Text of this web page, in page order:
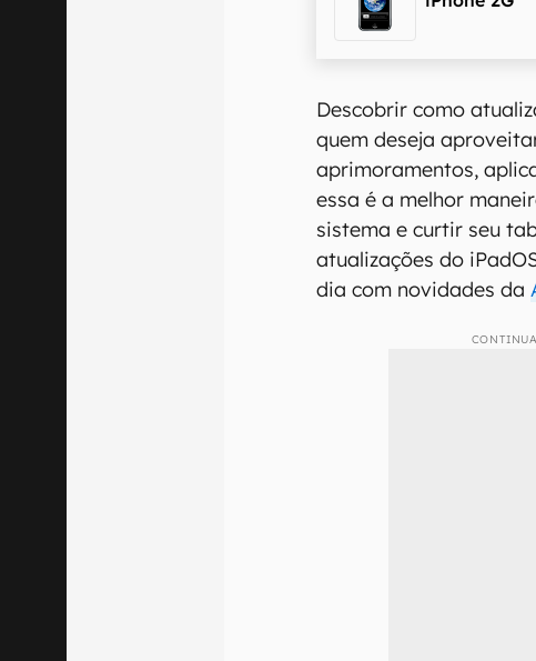
Descobrir como
quem deseja
aprimoramentos,
essa é a melhor
sistema e curtir seu
atualizações do
dia com novidades da